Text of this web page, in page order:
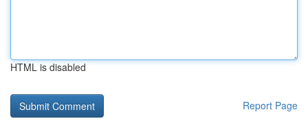
HTML is disabled
Report Page